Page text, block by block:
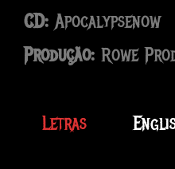
CD: Apocalypsenow
Produção: Rowe
Letras